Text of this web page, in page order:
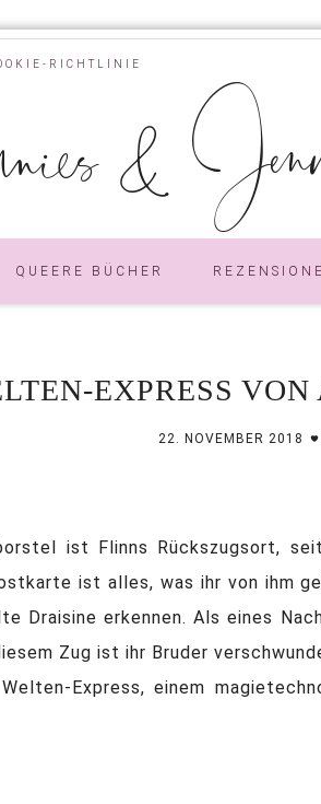
RICHTLINIE
&
QUEERE BÜCHER
EXPRESS
22. NOVEMBER 2018
ist Flinns Rückszugsort,
ist alles, was ihr von ihm
Draisine erkennen. Als eines
Zug ist ihr Bruder
Express, einem